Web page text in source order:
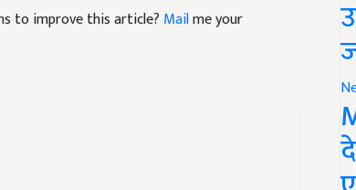
to improve this article? Mailme your